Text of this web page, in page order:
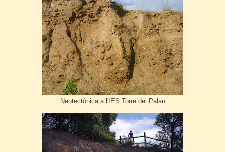
Neotectònica a l'IES Torre del Palau